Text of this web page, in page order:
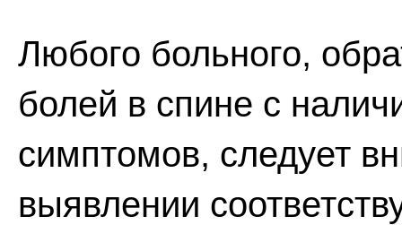
Любого больного,
болей в спине с
симптомов, следует
выявлении